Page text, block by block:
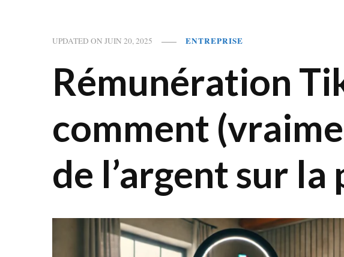
UPDATED ON JUIN 20, 2025 ENTREPRISE
Rémunération
comment
de l’argent sur